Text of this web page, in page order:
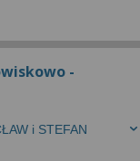
-
i STEFAN